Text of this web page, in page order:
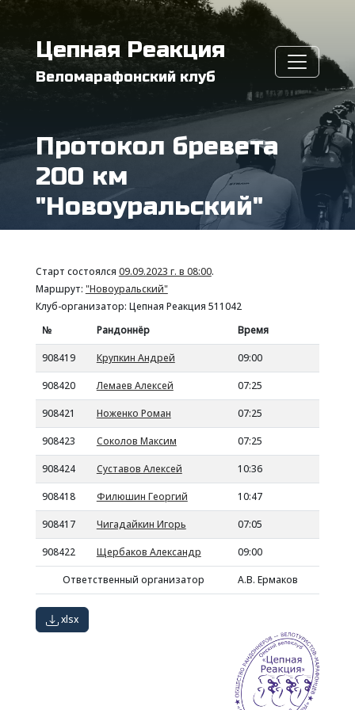
Цепная Реакция
Веломарафонский клуб
Протокол бревета
200 км
"Новоуральский"
Старт состоялся 09.09.2023 г. в 08:00.
Маршрут: "Новоуральский"
Клуб-организатор: Цепная Реакция 511042
№
Рандоннёр Время
908419 Крупкин Андрей 09:00
908420 Лемаев Алексей 07:25
908421 Ноженко Роман 07:25
908423 Соколов Максим 07:25
908424 Суставов Алексей 10:36
908418 Филюшин Георгий 10:47
908417 Чигадайкин Игорь 07:05
908422 Щербаков Александр 09:00
Ответственный организатор А.В. Ермаков
xlsx